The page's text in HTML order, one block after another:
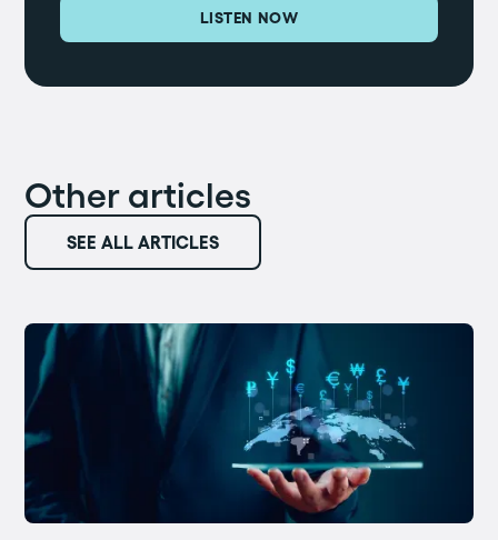
LISTEN NOW
Other articles
SEE ALL ARTICLES